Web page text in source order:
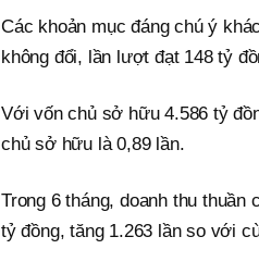
Các khoản mục đáng chú ý
không đổi, lần lượt đạt 148 tỷ
Với vốn chủ sở hữu 4.586 tỷ
chủ sở hữu là 0,89 lần.
Trong 6 tháng, doanh thu thuần
tỷ đồng, tăng 1.263 lần so với